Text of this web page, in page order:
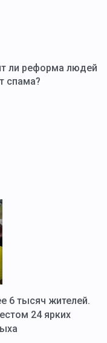
ли реформа людей
спама?
6 тысяч жителей.
24 ярких